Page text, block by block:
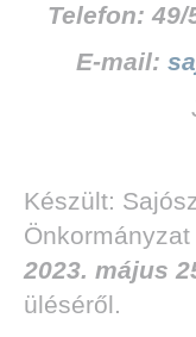
Telefon: 49/
E-mail:
Készült:
2023. május
üléséről.